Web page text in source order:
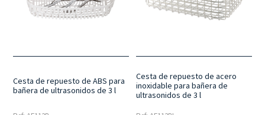
Cesta de repuesto de ABS para
bañera de ultrasonidos de 3 l
Cesta de repuesto de acero
inoxidable para bañera de
ultrasonidos de 3 l